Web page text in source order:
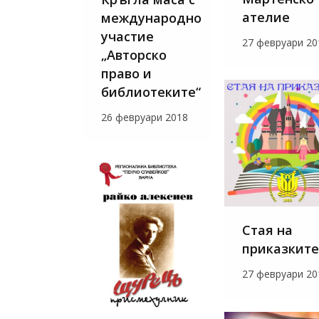
международно
участие
„Авторско
право и
библиотеките“
26 февруари 2018
ателие
27 февруари
Стая на
приказките
27 февруари